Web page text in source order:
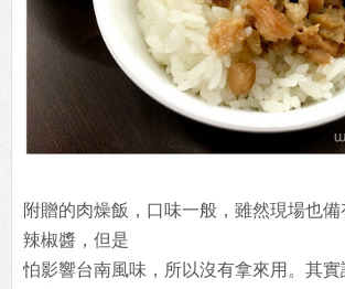
附贈的肉燥飯，口味一般，雖然現場也
辣椒醬，但是
怕影響台南風味，所以沒有拿來用。其